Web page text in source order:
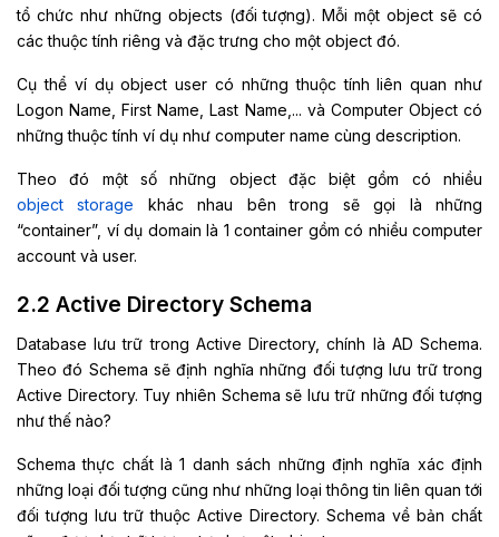
tổ chức như những objects (đối tượng). Mỗi một object sẽ có
các thuộc tính riêng và đặc trưng cho một object đó.
Cụ thể ví dụ object user có những thuộc tính liên quan như
Logon Name, First Name, Last Name,... và Computer Object có
những thuộc tính ví dụ như computer name cùng description.
Theo đó một số những object đặc biệt gồm có nhiều
object storage khác nhau bên trong sẽ gọi là những
“container”, ví dụ domain là 1 container gồm có nhiều computer
account và user.
2.2 Active Directory Schema
Database lưu trữ trong Active Directory, chính là AD Schema.
Theo đó Schema sẽ định nghĩa những đối tượng lưu trữ trong
Active Directory. Tuy nhiên Schema sẽ lưu trữ những đối tượng
như thế nào?
Schema thực chất là 1 danh sách những định nghĩa xác định
những loại đối tượng cũng như những loại thông tin liên quan tới
đối tượng lưu trữ thuộc Active Directory. Schema về bản chất